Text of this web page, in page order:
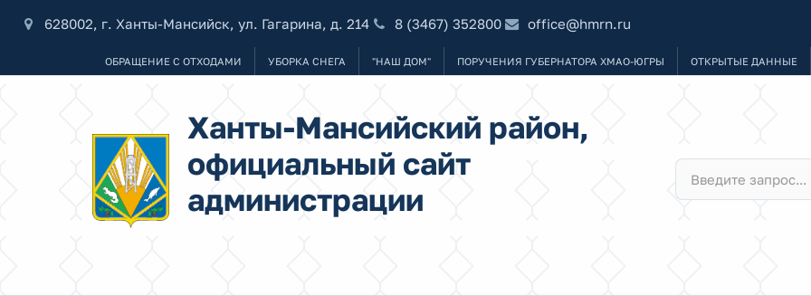
628002, г. Ханты-Мансийск, ул. Гагарина, д. 214 8 (3467) 352800 office@hmrn.ru
ОБРАЩЕНИЕ С ОТХОДАМИ УБОРКА СНЕГА "НАШ ДОМ" ПОРУЧЕНИЯ ГУБЕРНАТОРА ХМАО-ЮГРЫ ОТКРЫТЫЕ ДАННЫЕ
Ханты-Мансийский район,
официальный сайт
администрации